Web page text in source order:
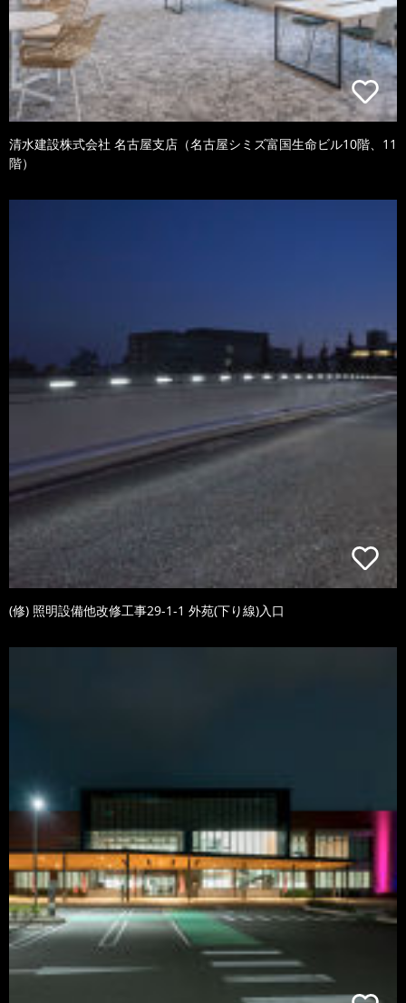
清水建設株式会社 名古屋支店（名古屋シミズ富国生命ビル10階、11
階）
(修) 照明設備他改修工事29-1-1 外苑(下り線)入口